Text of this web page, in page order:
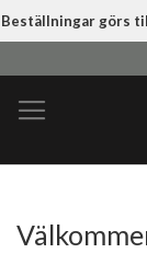
Beställningar görs
till
innehållet